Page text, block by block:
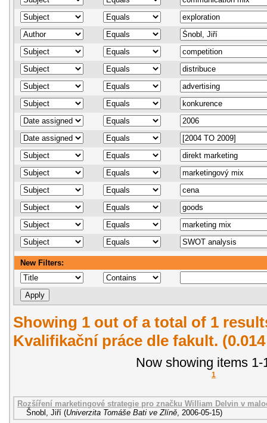
New Filters:
Showing 1 out of a total of 1
Kvalifikační práce dle fakult.
Now showing items 1-
1
Rozšíření marketingové strategie pro značku William Delvin v
Šnobl, Jiří (Univerzita Tomáše Bati ve Zlíně 2006-05-15)